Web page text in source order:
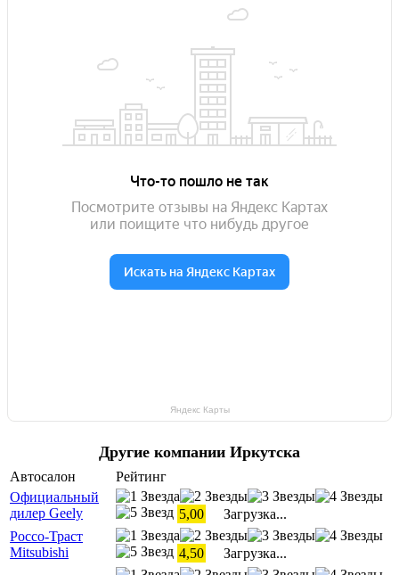
Яндекс Карты
Другие компании Иркутска
Автосалон
Рейтинг
Официальный
дилер Geely
5,00
Загрузка...
Россо-Траст
Mitsubishi
4,50
Загрузка...